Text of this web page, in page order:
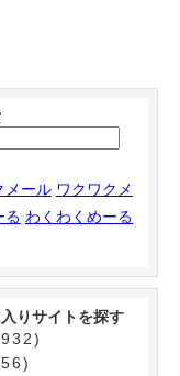
メール ワクワクメ
る わくわくめーる
りサイトを探す